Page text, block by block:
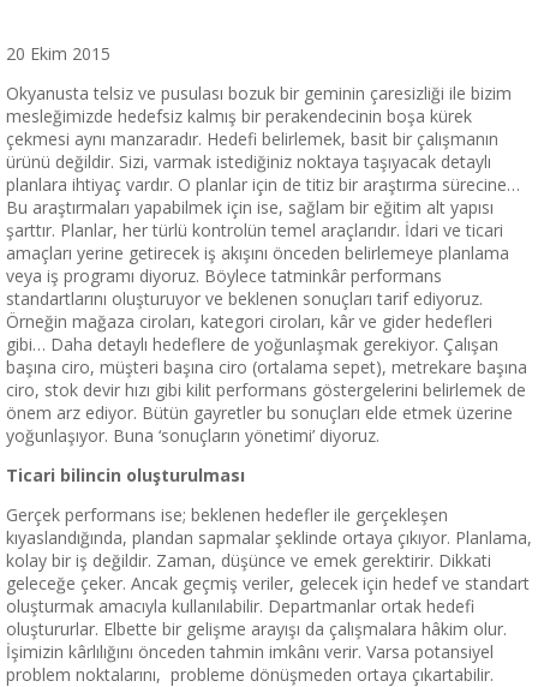
20 Ekim 2015
Okyanusta telsiz ve pusulası bozuk bir geminin çaresizliği ile bizim
mesleğimizde hedefsiz kalmış bir perakendecinin boşa kürek
çekmesi aynı manzaradır. Hedefi belirlemek, basit bir çalışmanın
ürünü değildir. Sizi, varmak istediğiniz noktaya taşıyacak detaylı
planlara ihtiyaç vardır. O planlar için de titiz bir araştırma sürecine…
Bu araştırmaları yapabilmek için ise, sağlam bir eğitim alt yapısı
şarttır. Planlar, her türlü kontrolün temel araçlarıdır. İdari ve ticari
amaçları yerine getirecek iş akışını önceden belirlemeye planlama
veya iş programı diyoruz. Böylece tatminkâr performans
standartlarını oluşturuyor ve beklenen sonuçları tarif ediyoruz.
Örneğin mağaza ciroları, kategori ciroları, kâr ve gider hedefleri
gibi… Daha detaylı hedeflere de yoğunlaşmak gerekiyor. Çalışan
başına ciro, müşteri başına ciro (ortalama sepet), metrekare başına
ciro, stok devir hızı gibi kilit performans göstergelerini belirlemek de
önem arz ediyor. Bütün gayretler bu sonuçları elde etmek üzerine
yoğunlaşıyor. Buna ‘sonuçların yönetimi’ diyoruz.
Ticari bilincin oluşturulması
Gerçek performans ise; beklenen hedefler ile gerçekleşen
kıyaslandığında, plandan sapmalar şeklinde ortaya çıkıyor. Planlama,
kolay bir iş değildir. Zaman, düşünce ve emek gerektirir. Dikkati
geleceğe çeker. Ancak geçmiş veriler, gelecek için hedef ve standart
oluşturmak amacıyla kullanılabilir. Departmanlar ortak hedefi
oluştururlar. Elbette bir gelişme arayışı da çalışmalara hâkim olur.
İşimizin kârlılığını önceden tahmin imkânı verir. Varsa potansiyel
problem noktalarını, probleme dönüşmeden ortaya çıkartabilir.